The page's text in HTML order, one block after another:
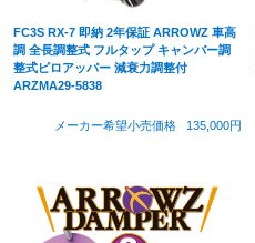
FC3S RX-7 即納 2年保証 ARROWZ 車高
調 全長調整式 フルタップ キャンバー調
整式ピロアッパー 減衰力調整付
ARZMA29-5838
メーカー希望小売価格 135,000円